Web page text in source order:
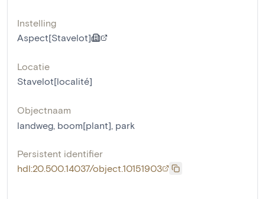
Instelling
Aspect[Stavelot]
Locatie
Stavelot[localité]
Objectnaam
landweg, boom[plant], park
Persistent identifier
hdl:20.500.14037/object.10151903